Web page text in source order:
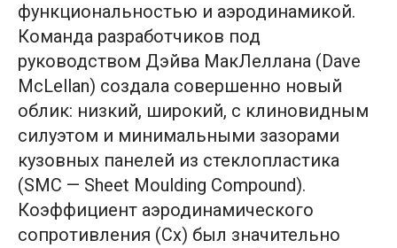
функциональностью и аэродинамикой.
Команда разработчиков под
руководством Дэйва МакЛеллана (Dave
McLellan) создала совершенно новый
облик: низкий, широкий, с клиновидным
силуэтом и минимальными зазорами
кузовных панелей из стеклопластика
(SMC — Sheet Moulding Compound).
Коэффициент аэродинамического
сопротивления (Cx) был значительно